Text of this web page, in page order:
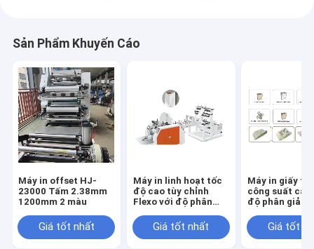
Sản Phẩm Khuyến Cáo
Máy in offset HJ-
23000 Tấm 2.38mm
1200mm 2 màu
Giá tốt nhất
Máy in linh hoạt tốc
độ cao tùy chỉnh
Flexo với độ phân
Giá tốt nhất
Máy in giấy tự
công suất cao
độ phân giải
Giá tốt